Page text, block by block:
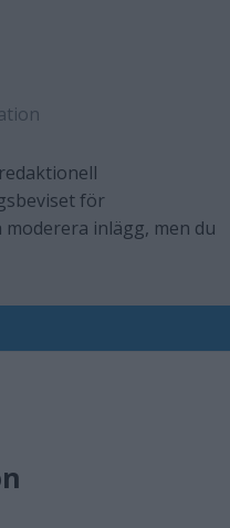
för
inlägg, men du